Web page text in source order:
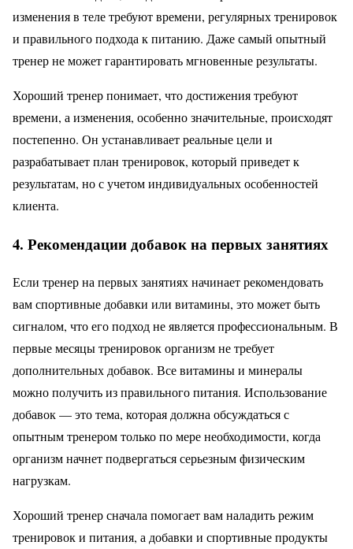
изменения в теле требуют времени, регулярных тренировок
и правильного подхода к питанию. Даже самый опытный
тренер не может гарантировать мгновенные результаты.
Хороший тренер понимает, что достижения требуют
времени, а изменения, особенно значительные, происходят
постепенно. Он устанавливает реальные цели и
разрабатывает план тренировок, который приведет к
результатам, но с учетом индивидуальных особенностей
клиента.
4. Рекомендации добавок на первых занятиях
Если тренер на первых занятиях начинает рекомендовать
вам спортивные добавки или витамины, это может быть
сигналом, что его подход не является профессиональным. В
первые месяцы тренировок организм не требует
дополнительных добавок. Все витамины и минералы
можно получить из правильного питания. Использование
добавок — это тема, которая должна обсуждаться с
опытным тренером только по мере необходимости, когда
организм начнет подвергаться серьезным физическим
нагрузкам.
Хороший тренер сначала помогает вам наладить режим
тренировок и питания, а добавки и спортивные продукты